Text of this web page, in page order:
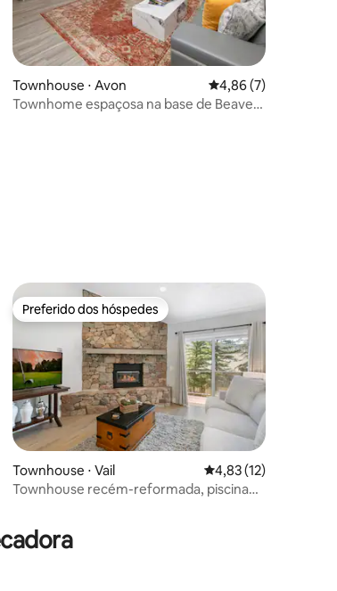
avaliação média de 5, 53 avaliações
Townhouse ⋅ Avon 4,86 de uma
4,86 (7)
Townhome espaçosa na base de Beaver
avaliação média de 5, 23 avaliações
Preferido dos hóspedes
Preferido dos hóspedes
Townhouse ⋅ Vail 4,83 de uma
4,83 (12)
Townhouse recém-reformada, piscina